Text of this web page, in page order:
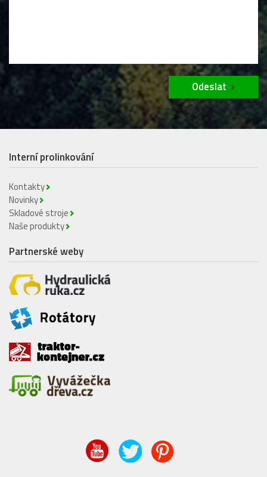
Odeslat
Interní prolinkování
Kontakty
Novinky
Skladové stroje
Naše produkty
Partnerské weby